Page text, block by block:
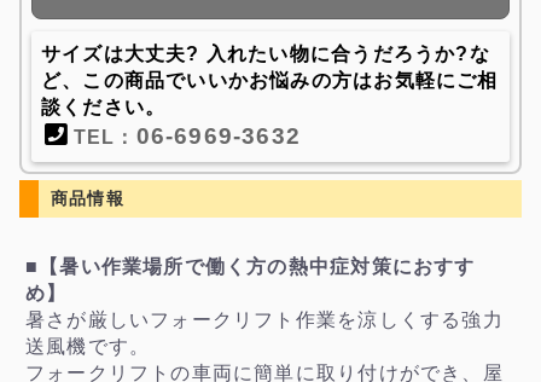
サイズは大丈夫? 入れたい物に合うだろうか?な
ど、この商品でいいかお悩みの方はお気軽にご相
談ください。
TEL： 06-6969-3632
商品情報
■【暑い作業場所で働く方の熱中症対策におすす
め】
暑さが厳しいフォークリフト作業を涼しくする強力
送風機です。
フォークリフトの車両に簡単に取り付けができ、屋